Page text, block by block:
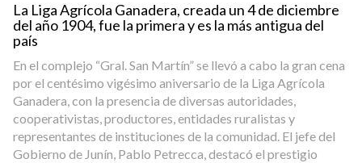
La Liga Agrícola Ganadera, creada un 4 de diciembre
del año 1904, fue la primera y es la más antigua del
país
En el complejo “Gral. San Martín” se llevó a cabo la gran cena
por el centésimo vigésimo aniversario de la Liga Agrícola
Ganadera, con la presencia de diversas autoridades,
cooperativistas, productores, entidades ruralistas y
representantes de instituciones de la comunidad. El jefe del
Gobierno de Junín, Pablo Petrecca, destacó el prestigio